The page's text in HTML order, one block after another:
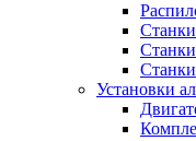
Установки